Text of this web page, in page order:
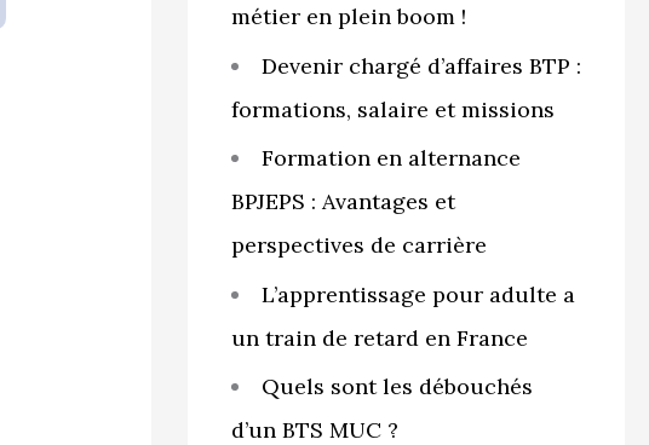
métier en plein boom !
Devenir chargé d’affaires BTP :
formations, salaire et missions
Formation en alternance
BPJEPS : Avantages et
perspectives de carrière
L’apprentissage pour adulte a
un train de retard en France
Quels sont les débouchés
d’un BTS MUC ?